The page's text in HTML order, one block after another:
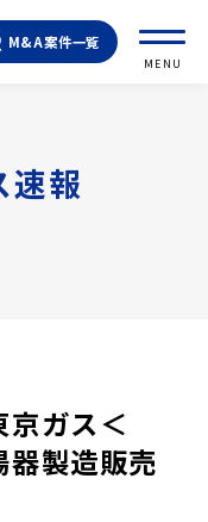
M&A案件一覧
MENU
速報
ガス＜
製造販売